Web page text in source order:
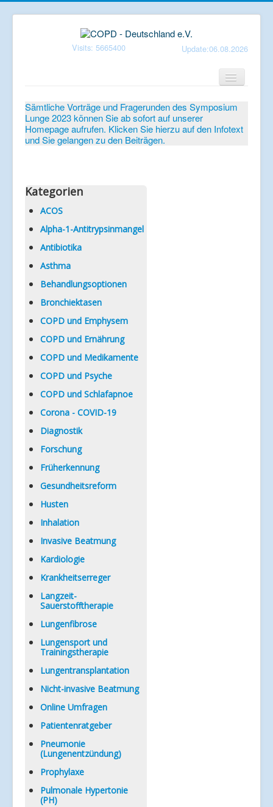
Visits: 5665400 Update:06.08.2026
Verein
Patientenbroschüren
Mediathek
Aktuelles
Veranstaltungen
Informationen
Sämtliche Vorträge und Fragerunden des Symposium
Lunge 2023 können Sie ab sofort auf unserer
Homepage aufrufen. Klicken Sie hierzu auf den Infotext
und Sie gelangen zu den Beiträgen.
Kategorien
ACOS
Alpha-1-Antitrypsinmangel
Antibiotika
Asthma
Behandlungsoptionen
Bronchiektasen
COPD und Emphysem
COPD und Ernährung
COPD und Medikamente
COPD und Psyche
COPD und Schlafapnoe
Corona - COVID-19
Diagnostik
Forschung
Früherkennung
Gesundheitsreform
Husten
Inhalation
Invasive Beatmung
Kardiologie
Krankheitserreger
Langzeit-
Sauerstofftherapie
Lungenfibrose
Lungensport und
Trainingstherapie
Lungentransplantation
Nicht-invasive Beatmung
Online Umfragen
Patientenratgeber
Pneumonie
(Lungenentzündung)
Prophylaxe
Pulmonale Hypertonie
(PH)